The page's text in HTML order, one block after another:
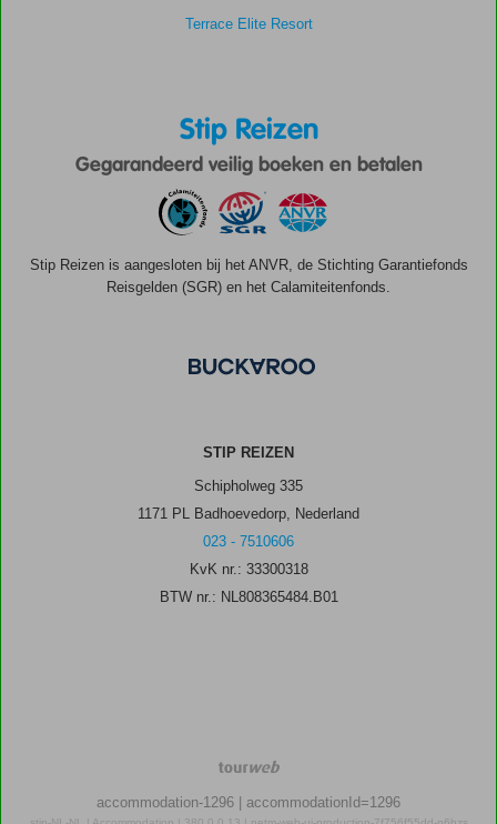
Terrace Elite Resort
Stip Reizen
Gegarandeerd veilig boeken en betalen
Stip Reizen is aangesloten bij het ANVR, de Stichting Garantiefonds
Reisgelden (SGR) en het Calamiteitenfonds.
STIP REIZEN
Schipholweg 335
1171 PL Badhoevedorp, Nederland
023 - 7510606
KvK nr.: 33300318
BTW nr.: NL808365484.B01
TourWeb
accommodation-1296 | accommodationId=1296